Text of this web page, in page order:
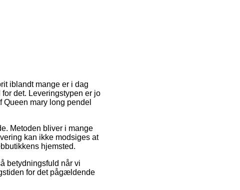
iblandt mange er i dag
det. Leveringstypen er jo
mary long pendel
Metoden bliver i mange
kan ikke modsiges at
hjemsted.
betydningsfuld når vi
for det pågældende